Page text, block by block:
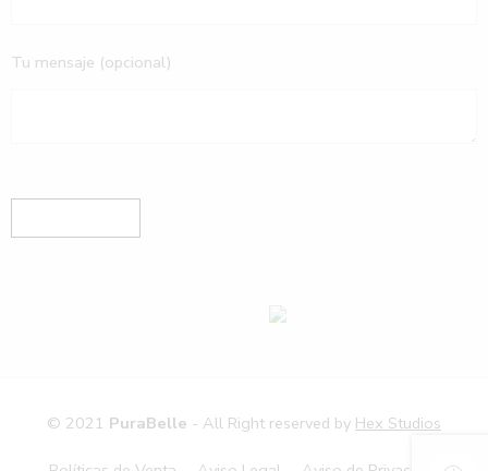
Tu mensaje (opcional)
© 2021 PuraBelle - All Right reserved by Hex Studios